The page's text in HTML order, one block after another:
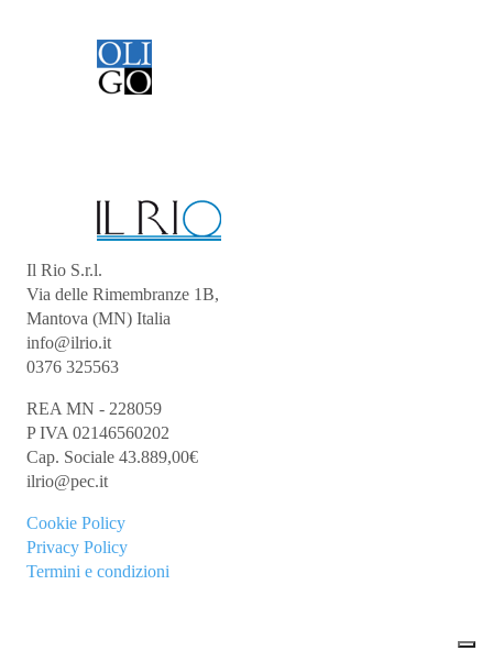
Il Rio S.r.l.
Via delle Rimembranze 1B,
Mantova (MN) Italia
info@ilrio.it
0376 325563
REA MN - 228059
P IVA 02146560202
Cap. Sociale 43.889,00€
ilrio@pec.it
Cookie Policy
Privacy Policy
Termini e condizioni